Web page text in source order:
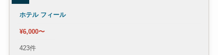
ホテル フィール
¥6,000〜
423件